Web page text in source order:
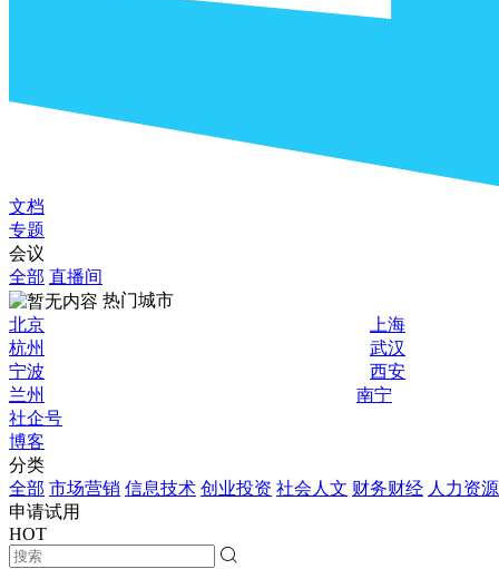
文档
专题
会议
全部 直播间
热门城市
北京
上海
杭州
武汉
宁波
西安
兰州
南宁
社企号
博客
分类
全部 市场营销 信息技术 创业投资 社会人文 财务财经 人力资源
申请试用
HOT